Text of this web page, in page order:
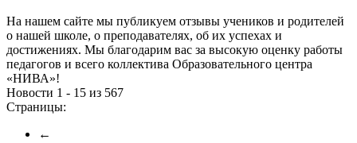
На нашем сайте мы публикуем отзывы учеников и родителей
о нашей школе, о преподавателях, об их успехах и
достижениях. Мы благодарим вас за высокую оценку работы
педагогов и всего коллектива Образовательного центра
«НИВА»!
Новости 1 - 15 из 567
Страницы:
←